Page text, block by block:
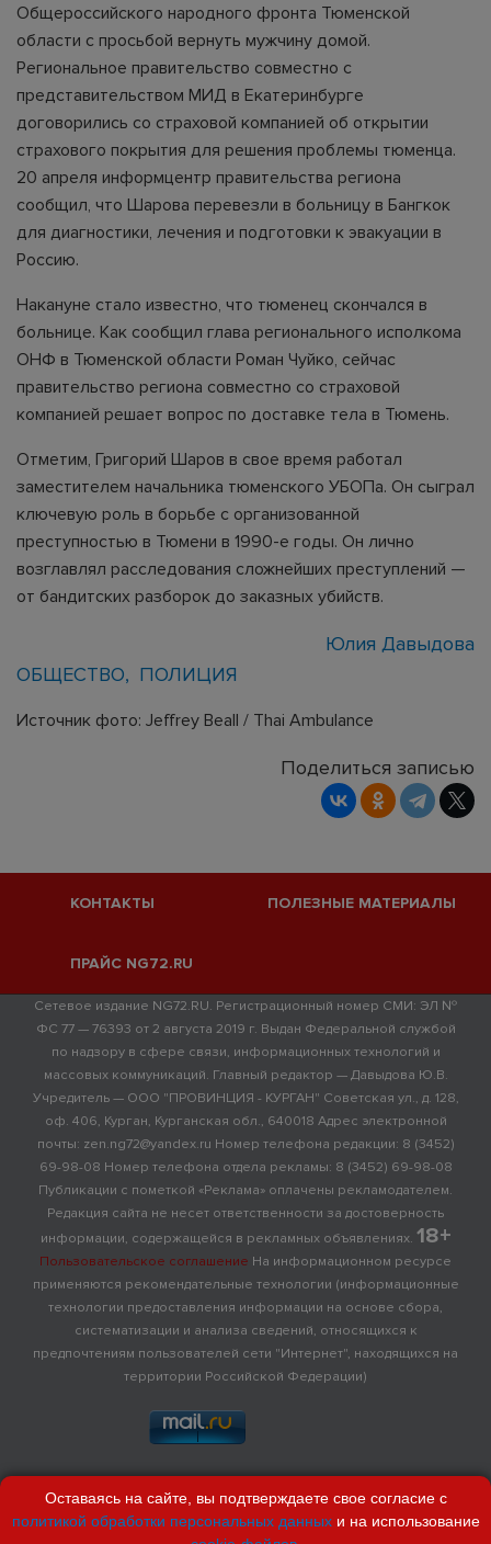
Общероссийского народного фронта Тюменской
области с просьбой вернуть мужчину домой.
Региональное правительство совместно с
представительством МИД в Екатеринбурге
договорились со страховой компанией об открытии
страхового покрытия для решения проблемы тюменца.
20 апреля информцентр правительства региона
сообщил, что Шарова перевезли в больницу в Бангкок
для диагностики, лечения и подготовки к эвакуации в
Россию.
Накануне стало известно, что тюменец скончался в
больнице. Как сообщил глава регионального исполкома
ОНФ в Тюменской области Роман Чуйко, сейчас
правительство региона совместно со страховой
компанией решает вопрос по доставке тела в Тюмень.
Отметим, Григорий Шаров в свое время работал
заместителем начальника тюменского УБОПа. Он сыграл
ключевую роль в борьбе с организованной
преступностью в Тюмени в 1990-е годы. Он лично
возглавлял расследования сложнейших преступлений —
от бандитских разборок до заказных убийств.
Юлия Давыдова
ОБЩЕСТВО
ПОЛИЦИЯ
Источник фото: Jeffrey Beall / Thai Ambulance
Поделиться записью
КОНТАКТЫ ПОЛЕЗНЫЕ МАТЕРИАЛЫ
ПРАЙС NG72.RU
Сетевое издание NG72.RU. Регистрационный номер СМИ: ЭЛ №
ФС 77 — 76393 от 2 августа 2019 г. Выдан Федеральной службой
по надзору в сфере связи, информационных технологий и
массовых коммуникаций. Главный редактор — Давыдова Ю.В.
Учредитель — ООО "ПРОВИНЦИЯ - КУРГАН" Советская ул., д. 128,
оф. 406, Курган, Курганская обл., 640018 Адрес электронной
почты: zen.ng72@yandex.ru Номер телефона редакции: 8 (3452)
69-98-08 Номер телефона отдела рекламы: 8 (3452) 69-98-08
Публикации с пометкой «Реклама» оплачены рекламодателем.
Редакция сайта не несет ответственности за достоверность
информации, содержащейся в рекламных объявлениях. 18+
Пользовательское соглашение На информационном ресурсе
применяются рекомендательные технологии (информационные
технологии предоставления информации на основе сбора,
систематизации и анализа сведений, относящихся к
предпочтениям пользователей сети "Интернет", находящихся на
территории Российской Федерации)
Оставаясь на сайте, вы подтверждаете свое согласие с
политикой обработки персональных данныхи на использование